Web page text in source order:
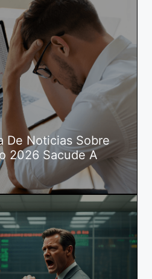
De Noticias Sobre
2026 Sacude A